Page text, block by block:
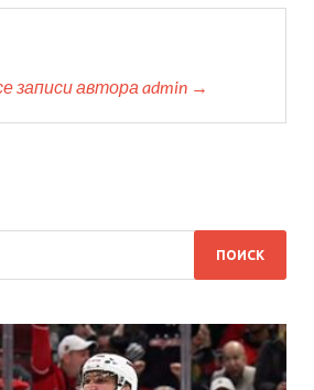
записи автора admin →